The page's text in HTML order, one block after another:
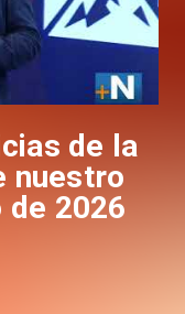
de la
nuestro
2026